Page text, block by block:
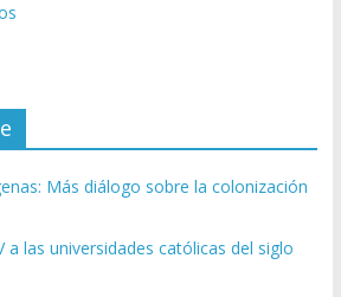
Más diálogo sobre la colonización
a las universidades católicas del siglo